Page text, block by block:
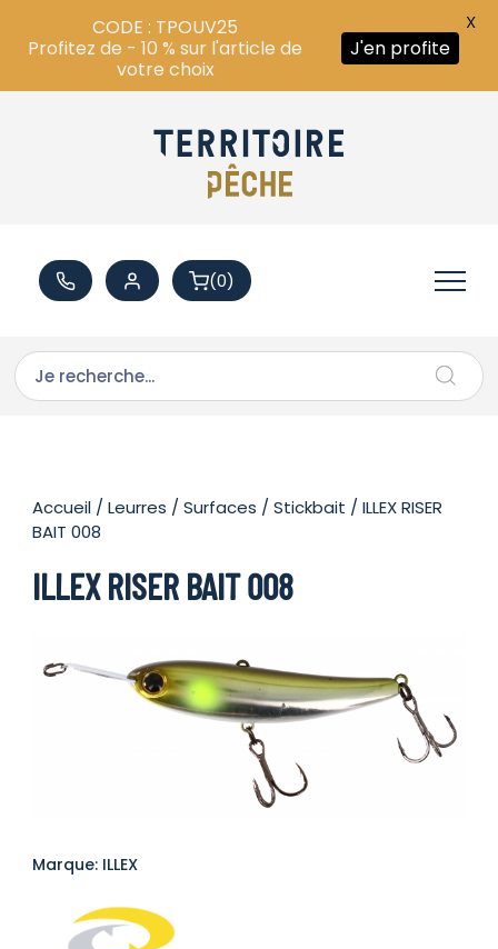
(0)
Accueil /Leurres /Surfaces /Stickbait / ILLEX RISER
BAIT 008
ILLEX RISER BAIT 008
Marque: ILLEX
CODE : TPOUV25
Profitez de - 10 % sur l'article de
votre choix
J'en profite
X